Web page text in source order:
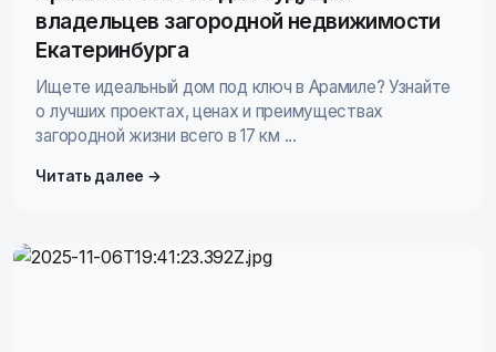
владельцев загородной недвижимости
Екатеринбурга
Ищете идеальный дом под ключ в Арамиле? Узнайте
о лучших проектах, ценах и преимуществах
загородной жизни всего в 17 км ...
Читать далее →